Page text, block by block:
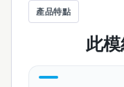
產品特點
此